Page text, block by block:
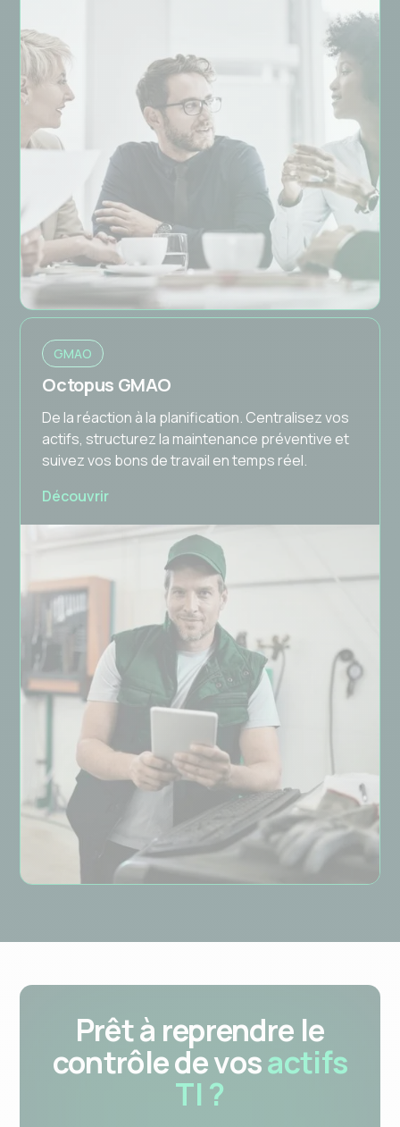
GMAO
Octopus GMAO
De la réaction à la planification. Centralisez vos
actifs, structurez la maintenance préventive et
suivez vos bons de travail en temps réel.
Découvrir
Prêt à reprendre le
contrôle de vosactifs
TI ?